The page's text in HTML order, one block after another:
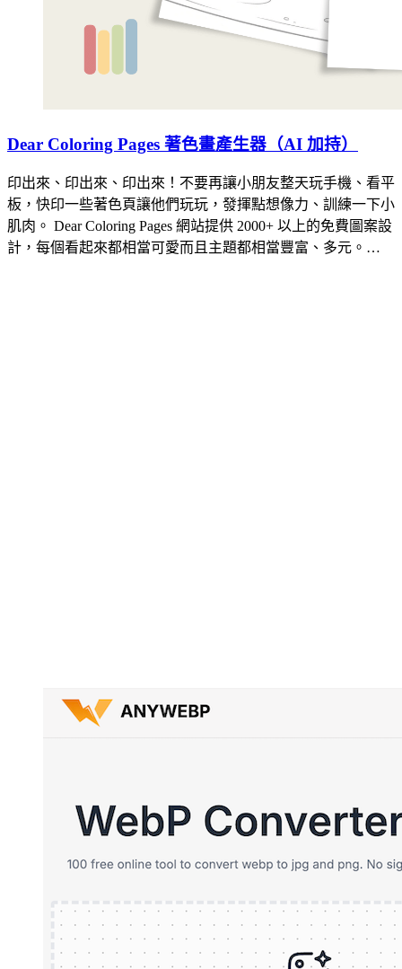
Dear Coloring Pages 著色畫產生器（AI 加持）
印出來、印出來、印出來！不要再讓小朋友整天玩手機、看平
板，快印一些著色頁讓他們玩玩，發揮點想像力、訓練一下小
肌肉。 Dear Coloring Pages 網站提供 2000+ 以上的免費圖案設
計，每個看起來都相當可愛而且主題都相當豐富、多元。…